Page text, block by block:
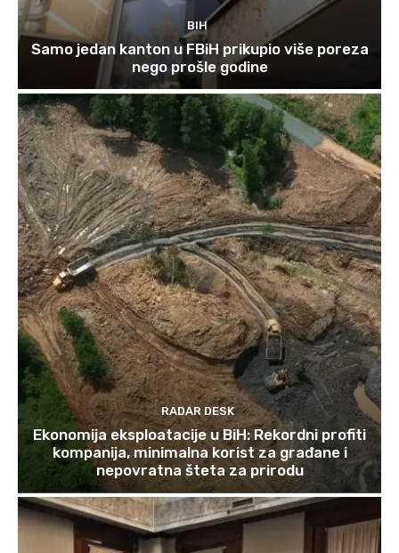
BIH
Samo jedan kanton u FBiH prikupio više poreza
nego prošle godine
RADAR DESK
Ekonomija eksploatacije u BiH: Rekordni profiti
kompanija, minimalna korist za građane i
nepovratna šteta za prirodu